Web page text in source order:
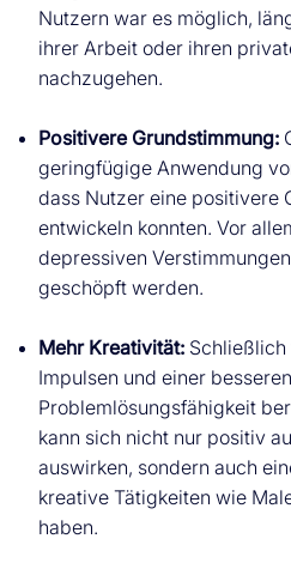
Nutzern war es möglich,
ihrer Arbeit oder ihren
nachzugehen.
Positivere Grundstimmung:
geringfügige Anwendung
dass Nutzer eine positivere
entwickeln konnten. Vor
depressiven
geschöpft werden.
Mehr Kreativität:
Impulsen und einer besseren
Problemlösungsfähigkeit
kann sich nicht nur positiv
auswirken, sondern auch
kreative Tätigkeiten wie
haben.